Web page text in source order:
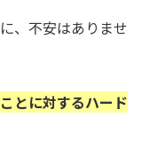
、不安はありませ
とに対するハード